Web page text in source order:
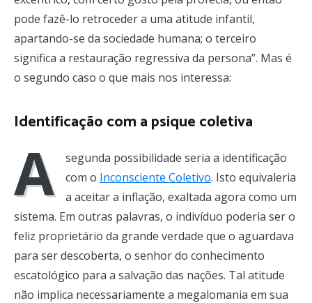
pode fazê-lo retroceder a uma atitude infantil,
apartando-se da sociedade humana; o terceiro
significa a restauração regressiva da persona”. Mas é
o segundo caso o que mais nos interessa:
Identificação com a psique coletiva
A
segunda possibilidade seria a identificação
com o Inconsciente Coletivo. Isto equivaleria
a aceitar a inflação, exaltada agora como um
sistema. Em outras palavras, o indivíduo poderia ser o
feliz proprietário da grande verdade que o aguardava
para ser descoberta, o senhor do conhecimento
escatológico para a salvação das nações. Tal atitude
não implica necessariamente a megalomania em sua